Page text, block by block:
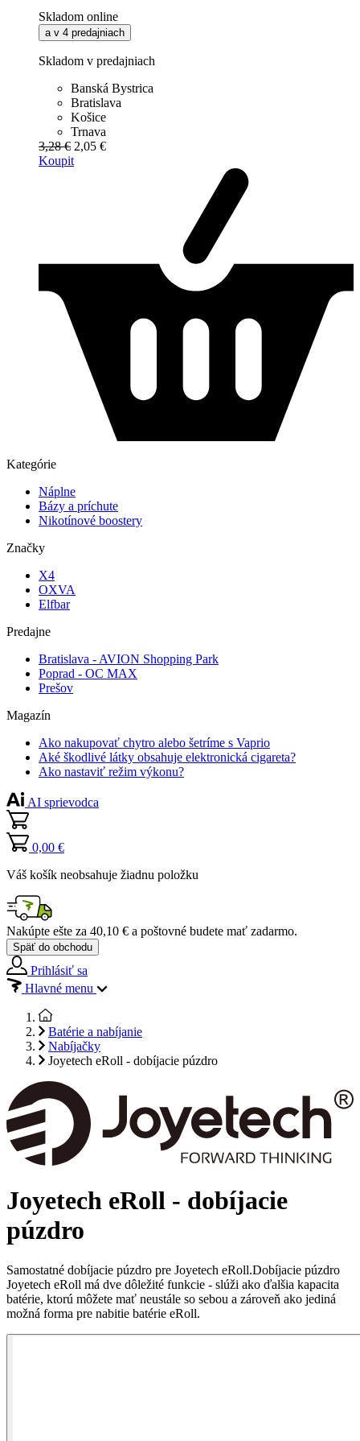
Skladom online
a v 4 predajniach
Skladom v predajniach
Banská Bystrica
Bratislava
Košice
Trnava
3,28 € 2,05 €
Koupit
Kategórie
Náplne
Bázy a príchute
Nikotínové boostery
Značky
X4
OXVA
Elfbar
Predajne
Bratislava - AVION Shopping Park
Poprad - OC MAX
Prešov
Magazín
Ako nakupovať chytro alebo šetríme s Vaprio
Aké škodlivé látky obsahuje elektronická cigareta?
Ako nastaviť režim výkonu?
AI sprievodca
0,00 €
Váš košík neobsahuje žiadnu položku
Nakúpte ešte za 40,10 € a poštovné budete mať zadarmo.
Späť do obchodu
Prihlásiť sa
Hlavné menu
Batérie a nabíjanie
Nabíjačky
Joyetech eRoll - dobíjacie púzdro
Joyetech eRoll - dobíjacie
púzdro
Samostatné dobíjacie púzdro pre Joyetech eRoll.Dobíjacie púzdro
Joyetech eRoll má dve dôležité funkcie - slúži ako ďalšia kapacita
batérie, ktorú môžete mať neustále so sebou a zároveň ako jediná
možná forma pre nabitie batérie eRoll.